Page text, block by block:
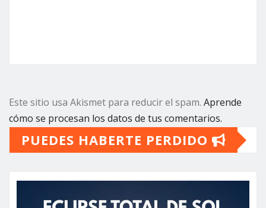
Este sitio usa Akismet para reducir el spam. Aprende
cómo se procesan los datos de tus comentarios.
PUEDES HABERTE PERDIDO